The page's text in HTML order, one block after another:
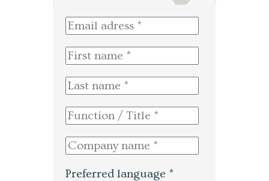
Preferred language *